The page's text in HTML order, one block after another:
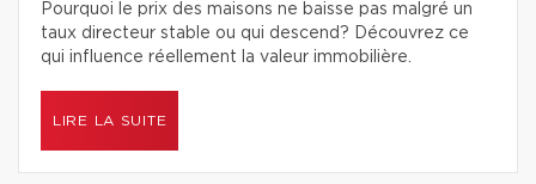
Pourquoi le prix des maisons ne baisse pas malgré un
taux directeur stable ou qui descend? Découvrez ce
qui influence réellement la valeur immobilière.
LIRE LA SUITE